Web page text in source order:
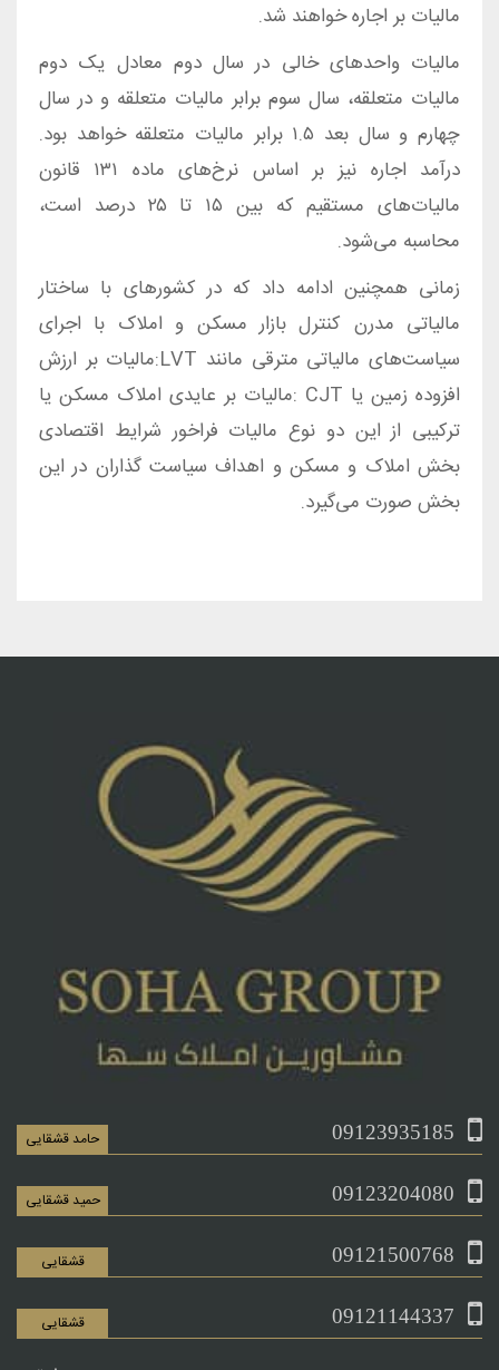
مالیات بر اجاره خواهند شد.
مالیات واحدهای خالی در سال دوم معادل یک دوم
مالیات متعلقه، سال سوم برابر مالیات متعلقه و در سال
چهارم و سال بعد ۱.۵ برابر مالیات متعلقه خواهد بود.
درآمد اجاره نیز بر اساس نرخ‌های ماده ۱۳۱ قانون
مالیات‌های مستقیم که بین ۱۵ تا ۲۵ درصد است،
محاسبه می‌شود.
زمانی همچنین ادامه داد که در کشورهای با ساختار
مالیاتی مدرن کنترل بازار مسکن و املاک با اجرای
سیاست‌های مالیاتی مترقی مانند LVT:مالیات بر ارزش
افزوده زمین یا CJT :مالیات بر عایدی املاک مسکن یا
ترکیبی از این دو نوع مالیات فراخور شرایط اقتصادی
بخش املاک و مسکن و اهداف سیاست گذاران در این
بخش صورت می‌گیرد.
09123935185 حامد قشقایی
09123204080 حمید قشقایی
09121500768 قشقایی
09121144337 قشقایی